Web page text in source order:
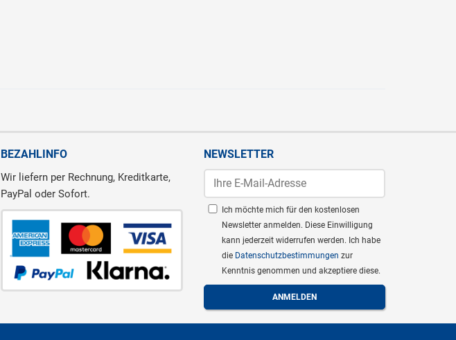
BEZAHLINFO
Wir liefern per Rechnung, Kreditkarte,
PayPal oder Sofort.
NEWSLETTER
Ich möchte mich für den kostenlosen
Newsletter anmelden. Diese Einwilligung
kann jederzeit widerrufen werden. Ich habe
die Datenschutzbestimmungen zur
Kenntnis genommen und akzeptiere diese.